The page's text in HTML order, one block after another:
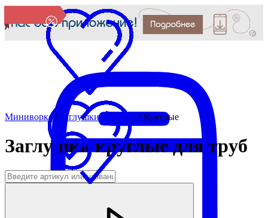
Миниворкс / Заглушки для труб /Круглые
Заглушки круглые для труб